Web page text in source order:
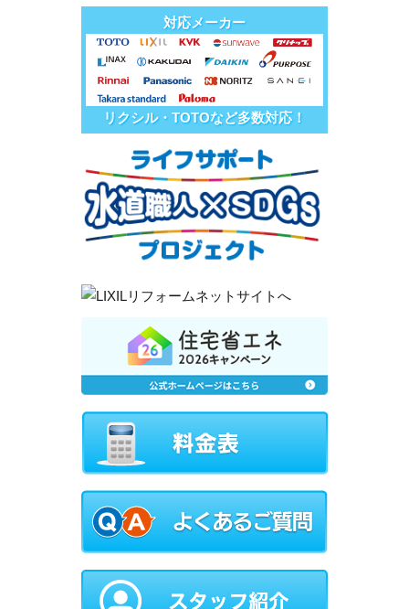
対応メーカー
リクシル・TOTOなど多数対応！